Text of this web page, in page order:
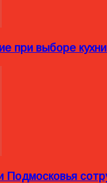
при выборе кухни
Подмосковья